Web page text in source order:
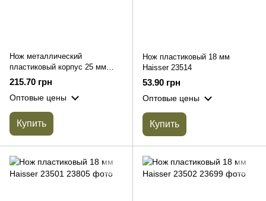
Нож металлический
пластиковый корпус 25 мм
Haisser 23506
215.70 грн
Оптовые цены
Купить
Нож пластиковый 18 мм
Haisser 23514
53.90 грн
Оптовые цены
Купить